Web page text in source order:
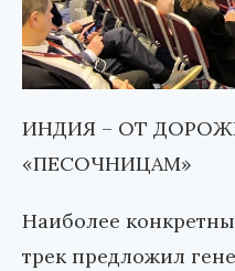
ИНДИЯ – ОТ
«ПЕСОЧНИЦАМ»
Наиболее
трек предложил